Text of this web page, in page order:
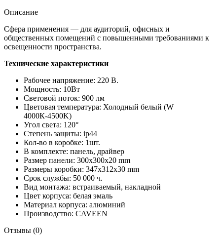
Описание
Сфера применения ― для аудиторий, офисных и
общественных помещений с повышенными требованиями к
освещенности пространства.
Технические характеристики
Рабочее напряжение: 220 В.
Мощность: 10Вт
Световой поток: 900 лм
Цветовая температура: Холодный белый (W
4000К-4500K)
Угол света: 120°
Степень защиты: ip44
Кол-во в коробке: 1шт.
В комплекте: панель, драйвер
Размер панели: 300x300x20 mm
Размеры коробки: 347x312x30 mm
Срок службы: 50 000 ч.
Вид монтажа: встраиваемый, накладной
Цвет корпуса: белая эмаль
Материал корпуса: алюминий
Производство: CAVEEN
Отзывы (0)